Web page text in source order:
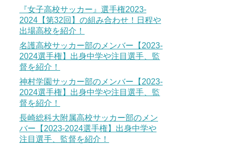
『女子高校サッカー』選手権2023-
2024【第32回】の組み合わせ！日程や
出場高校を紹介！
名護高校サッカー部のメンバー【2023-
2024選手権】出身中学や注目選手、監
督を紹介！
神村学園サッカー部のメンバー【2023-
2024選手権】出身中学や注目選手、監
督を紹介！
長崎総科大附属高校サッカー部のメン
バー【2023-2024選手権】出身中学や
注目選手、監督を紹介！